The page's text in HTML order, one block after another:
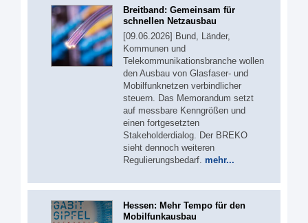
Breitband: Gemeinsam für
schnellen Netzausbau
[09.06.2026] Bund, Länder,
Kommunen und
Telekommunikationsbranche wollen
den Ausbau von Glasfaser- und
Mobilfunknetzen verbindlicher
steuern. Das Memorandum setzt
auf messbare Kenngrößen und
einen fortgesetzten
Stakeholderdialog. Der BREKO
sieht dennoch weiteren
Regulierungsbedarf. mehr...
Hessen: Mehr Tempo für den
Mobilfunkausbau